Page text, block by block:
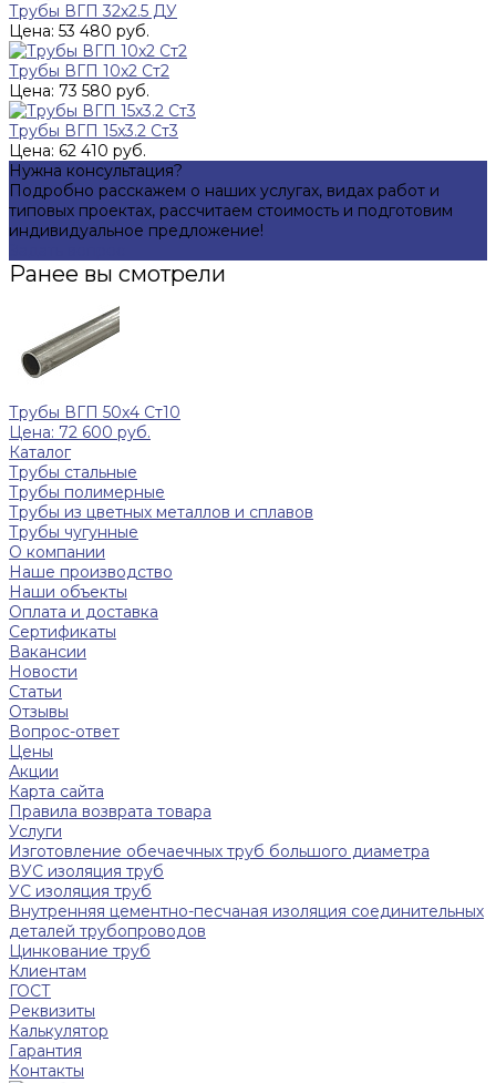
Трубы ВГП 32х2.5 ДУ
Цена: 53 480 руб.
Трубы ВГП 10x2 Ст2
Цена: 73 580 руб.
Трубы ВГП 15x3.2 Ст3
Цена: 62 410 руб.
Нужна консультация?
Подробно расскажем о наших услугах, видах работ и
типовых проектах, рассчитаем стоимость и подготовим
индивидуальное предложение!
Ранее вы смотрели
Трубы ВГП 50x4 Ст10
Цена: 72 600 руб.
Каталог
Трубы стальные
Трубы полимерные
Трубы из цветных металлов и сплавов
Трубы чугунные
О компании
Наше производство
Наши объекты
Оплата и доставка
Сертификаты
Вакансии
Новости
Статьи
Отзывы
Вопрос-ответ
Цены
Акции
Карта сайта
Правила возврата товара
Услуги
Изготовление обечаечных труб большого диаметра
ВУС изоляция труб
УС изоляция труб
Внутренняя цементно-песчаная изоляция соединительных
деталей трубопроводов
Цинкование труб
Клиентам
ГОСТ
Реквизиты
Калькулятор
Гарантия
Контакты